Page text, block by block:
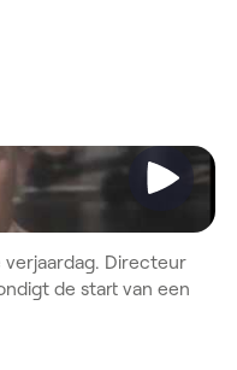
verjaardag. Directeur
de start van een